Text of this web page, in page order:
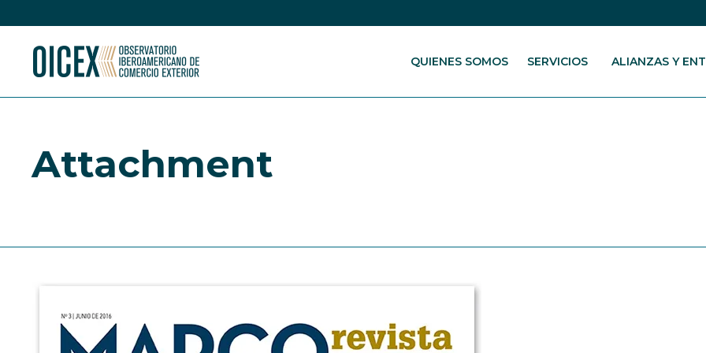
QUIENES SOMOS SERVICIOS ALIANZAS Y
Attachment